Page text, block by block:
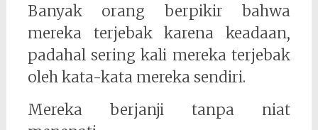
Banyak orang berpikir bahwa
mereka terjebak karena keadaan,
padahal sering kali mereka terjebak
oleh kata-kata mereka sendiri.
Mereka berjanji tanpa niat